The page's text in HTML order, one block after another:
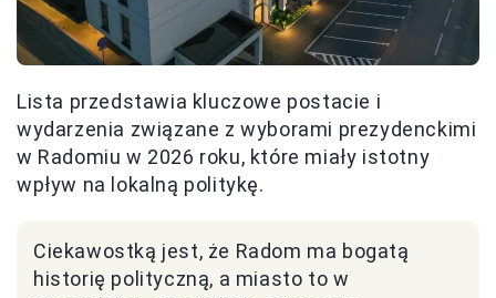
Lista przedstawia kluczowe postacie i
wydarzenia związane z wyborami prezydenckimi
w Radomiu w 2026 roku, które miały istotny
wpływ na lokalną politykę.
Ciekawostką jest, że Radom ma bogatą
historię polityczną, a miasto to w